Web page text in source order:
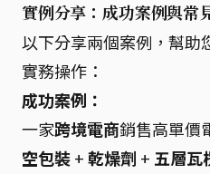
實例分享：成功案例與常
以下分享兩個案例，幫助
實務操作：
成功案例：
一家跨境電商銷售高單價
空包裝+乾燥劑 + 五層瓦